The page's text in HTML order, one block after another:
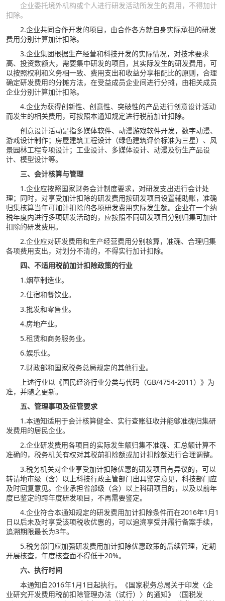
企业委托境外机构或个人进行研发活动所发生的费用，不得加计
扣除。
2.企业共同合作开发的项目，由合作各方就自身实际承担的研发
费用分别计算加计扣除。
3.企业集团根据生产经营和科技开发的实际情况，对技术要求
高、投资数额大，需要集中研发的项目，其实际发生的研发费用，可
以按照权利和义务相一致、费用支出和收益分享相配比的原则，合理
确定研发费用的分摊方法，在受益成员企业间进行分摊，由相关成员
企业分别计算加计扣除。
4.企业为获得创新性、创意性、突破性的产品进行创意设计活动
而发生的相关费用，可按照本通知规定进行税前加计扣除。
创意设计活动是指多媒体软件、动漫游戏软件开发，数字动漫、
游戏设计制作；房屋建筑工程设计（绿色建筑评价标准为三星）、风
景园林工程专项设计；工业设计、多媒体设计、动漫及衍生产品设
计、模型设计等。
三、会计核算与管理
1.企业应按照国家财务会计制度要求，对研发支出进行会计处
理；同时，对享受加计扣除的研发费用按研发项目设置辅助账，准确
归集核算当年可加计扣除的各项研发费用实际发生额。企业在一个纳
税年度内进行多项研发活动的，应按照不同研发项目分别归集可加计
扣除的研发费用。
2.企业应对研发费用和生产经营费用分别核算，准确、合理归集
各项费用支出，对划分不清的，不得实行加计扣除。
四、不适用税前加计扣除政策的行业
1.烟草制造业。
2.住宿和餐饮业。
3.批发和零售业。
4.房地产业。
5.租赁和商务服务业。
6.娱乐业。
7.财政部和国家税务总局规定的其他行业。
上述行业以《国民经济行业分类与代码（GB/4754-2011）》为
准，并随之更新。
五、管理事项及征管要求
1.本通知适用于会计核算健全、实行查账征收并能够准确归集研
发费用的居民企业。
2.企业研发费用各项目的实际发生额归集不准确、汇总额计算不
准确的，税务机关有权对其税前扣除额或加计扣除额进行合理调整。
3.税务机关对企业享受加计扣除优惠的研发项目有异议的，可以
转请地市级（含）以上科技行政主管部门出具鉴定意见，科技部门应
及时回复意见。企业承担省部级（含）以上科研项目的，以及以前年
度已鉴定的跨年度研发项目，不再需要鉴定。
4.企业符合本通知规定的研发费用加计扣除条件而在2016年1月1
日以后未及时享受该项税收优惠的，可以追溯享受并履行备案手续，
追溯期限最长为3年。
5.税务部门应加强研发费用加计扣除优惠政策的后续管理，定期
开展核查，年度核查面不得低于20%。
六、执行时间
本通知自2016年1月1日起执行。《国家税务总局关于印发〈企
业研究开发费用税前扣除管理办法（试行）〉的通知》（国税发